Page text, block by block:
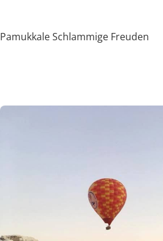
Pamukkale Schlammige Freuden